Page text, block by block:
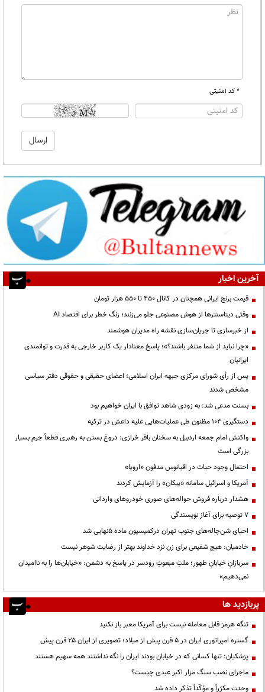
* کد امنیتی
آخرین اخبار
قیمت‌ برنج ایرانی همچنان در کانال ۴۵۰ تا ۵۵۰ هزار تومان
وقتی دیتاسنترها از هوش مصنوعی جلو می‌زنند؛ زنگ خطر برای اقتصاد AI
از خبرسازی تا جریان‌سازی نقشه راه مدیران هوشمند
«چرا نباید از شما متنفر باشند؟»؛ پاسخ معنادار یک کاربر خارجی به قدرت و توانمندی
ایرانیان
پس از رأی شورای مرکزی جبهه ایران اسلامی؛ اعضای حقیقی و حقوقی دفتر سیاسی
مشخص شدند
بسنت مدعی شد: به زودی شاهد توافق با ایران خواهیم بود
دستگیری ۱۰۴ مظنون طی عملیات‌هایی علیه داعش در ترکیه
واکنش امام جمعه اردبیل به سخنان باقر خرازی: دروغ بستن به رهبری قطعاً جرم بسیار
بزرگی است
احتمال وجود حیات در اقیانوس مدفون «اروپا»
آمریکا و اسرائیل سامانه «پیکان» را آزمایش کردند
هشدار درباره فروش حواله‌های صوری خودروهای وارداتی
۷ توصیه برای آغاز نویسندگی
احیای شن‌چاله‌های جنوب تهران درکمیسیون ماده ۵نهایی شد
خادمیان: هیچ شفیعی برای زن نزد خداوند بهتر از رضایت شوهر نیست
سربازانِ خیابانِ ظهور؛ ملتِ مبعوثِ رودسر در پاسخ به دشمن: «خیابان‌ها را به ناامیدان
نمی‌دهیم»
پربازدید ها
تنگه هرمز قابل معامله نیست برای آمریکا معبر باز نکنید
گستره امپراتوری ایران در ۵ قرن پیش از میلاد؛ تصویری از ایران ۲۵ قرن پیش
پزشکیان: تنها کسانی که در خیابان بودند ایران را نگه نداشتند همه سهیم هستند
ماجرای نصب سنگ مزار اکبر عبدی چیست؟
وحدت مکرّراً و مؤکّداً تذکر داده شد